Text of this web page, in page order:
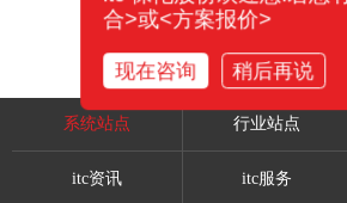
系统站点 行业站点
itc资讯 itc服务
合>或<方案报价>
现在咨询 稍后再说